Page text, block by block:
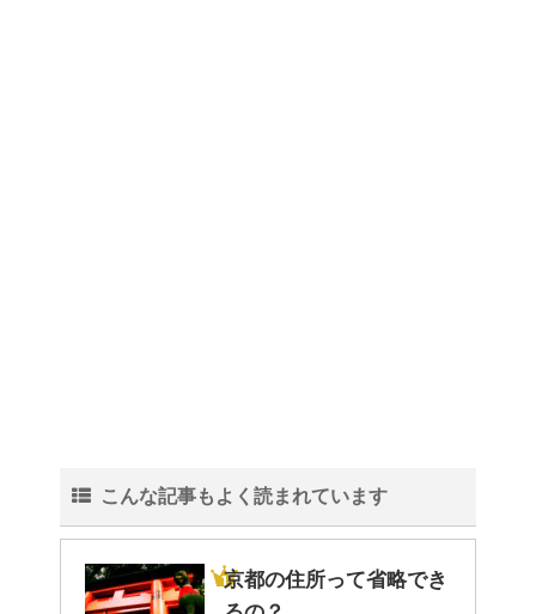
色々な作業に音楽を聴いて集中
する方法！
こんな記事もよく読まれています
京都の住所って省略でき